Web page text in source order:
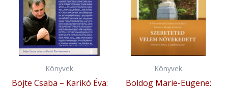
Könyvek
Böjte Csaba – Karikó Éva:
Könyvek
Boldog Marie-Eugene: